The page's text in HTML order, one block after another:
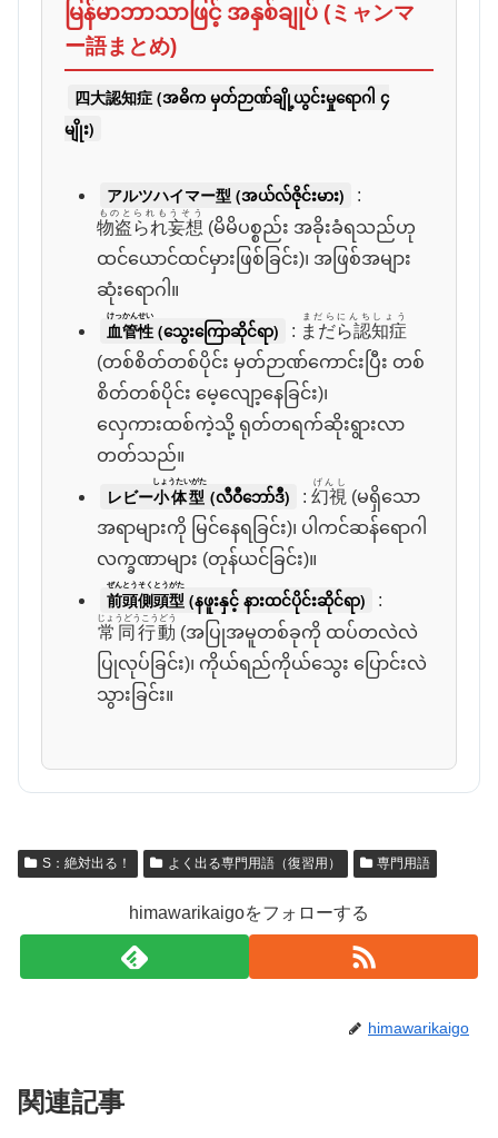
မြန်မာဘာသာဖြင့် အနှစ်ချုပ် (ミャンマ
ー語まとめ)
四大認知症 (အဓိက မှတ်ဉာဏ်ချို့ယွင်းမှုရောဂါ ၄
မျိုး)
アルツハイマー型 (အယ်လ်ဇိုင်းမား)
:
物盗られ妄想
ものとられもうそう
(မိမိပစ္စည်း အခိုးခံရသည်ဟု
ထင်ယောင်ထင်မှားဖြစ်ခြင်း)၊ အဖြစ်အများ
ဆုံးရောဂါ။
血管性
けっかんせい
(သွေးကြောဆိုင်ရာ) : まだら認知症
まだらにんちしょう
(တစ်စိတ်တစ်ပိုင်း မှတ်ဉာဏ်ကောင်းပြီး တစ်
စိတ်တစ်ပိုင်း မေ့လျော့နေခြင်း)၊
လှေကားထစ်ကဲ့သို့ ရုတ်တရက်ဆိုးရွားလာ
တတ်သည်။
レビー小体型
しょうたいがた
(လီဝီဘော်ဒီ) :幻視
げんし
(မရှိသော
အရာများကို မြင်နေရခြင်း)၊ ပါကင်ဆန်ရောဂါ
လက္ခဏာများ (တုန်ယင်ခြင်း)။
前頭側頭型
ぜんとうそくとうがた
(နဖူးနှင့် နားထင်ပိုင်းဆိုင်ရာ)
:
常同行動
じょうどうこうどう
(အပြုအမူတစ်ခုကို ထပ်တလဲလဲ
ပြုလုပ်ခြင်း)၊ ကိုယ်ရည်ကိုယ်သွေး ပြောင်းလဲ
သွားခြင်း။
S：絶対出る！ よく出る専門用語（復習用） 専門用語
himawarikaigoをフォローする
himawarikaigo
関連記事